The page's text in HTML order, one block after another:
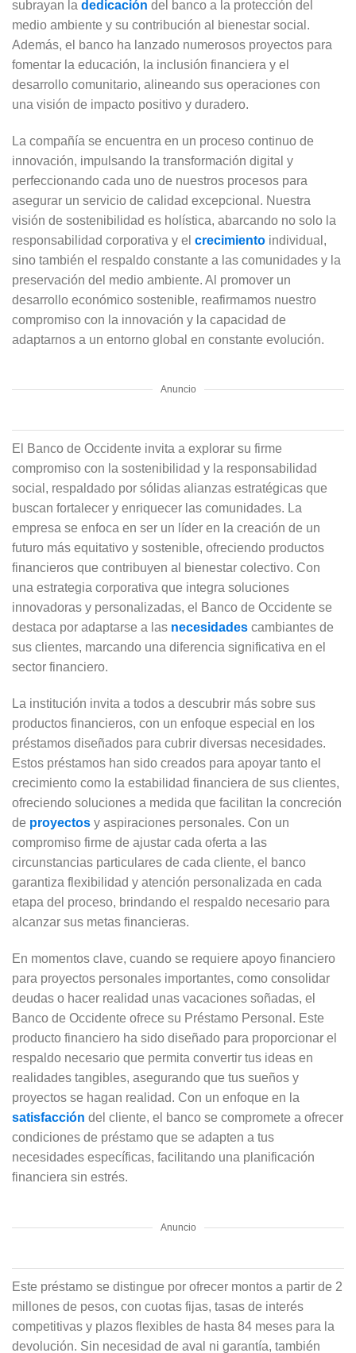
subrayan la dedicación del banco a la protección del
medio ambiente y su contribución al bienestar social.
Además, el banco ha lanzado numerosos proyectos para
fomentar la educación, la inclusión financiera y el
desarrollo comunitario, alineando sus operaciones con
una visión de impacto positivo y duradero.
La compañía se encuentra en un proceso continuo de
innovación, impulsando la transformación digital y
perfeccionando cada uno de nuestros procesos para
asegurar un servicio de calidad excepcional. Nuestra
visión de sostenibilidad es holística, abarcando no solo la
responsabilidad corporativa y el crecimiento individual,
sino también el respaldo constante a las comunidades y la
preservación del medio ambiente. Al promover un
desarrollo económico sostenible, reafirmamos nuestro
compromiso con la innovación y la capacidad de
adaptarnos a un entorno global en constante evolución.
Anuncio
El Banco de Occidente invita a explorar su firme
compromiso con la sostenibilidad y la responsabilidad
social, respaldado por sólidas alianzas estratégicas que
buscan fortalecer y enriquecer las comunidades. La
empresa se enfoca en ser un líder en la creación de un
futuro más equitativo y sostenible, ofreciendo productos
financieros que contribuyen al bienestar colectivo. Con
una estrategia corporativa que integra soluciones
innovadoras y personalizadas, el Banco de Occidente se
destaca por adaptarse a las necesidades cambiantes de
sus clientes, marcando una diferencia significativa en el
sector financiero.
La institución invita a todos a descubrir más sobre sus
productos financieros, con un enfoque especial en los
préstamos diseñados para cubrir diversas necesidades.
Estos préstamos han sido creados para apoyar tanto el
crecimiento como la estabilidad financiera de sus clientes,
ofreciendo soluciones a medida que facilitan la concreción
de proyectos y aspiraciones personales. Con un
compromiso firme de ajustar cada oferta a las
circunstancias particulares de cada cliente, el banco
garantiza flexibilidad y atención personalizada en cada
etapa del proceso, brindando el respaldo necesario para
alcanzar sus metas financieras.
En momentos clave, cuando se requiere apoyo financiero
para proyectos personales importantes, como consolidar
deudas o hacer realidad unas vacaciones soñadas, el
Banco de Occidente ofrece su Préstamo Personal. Este
producto financiero ha sido diseñado para proporcionar el
respaldo necesario que permita convertir tus ideas en
realidades tangibles, asegurando que tus sueños y
proyectos se hagan realidad. Con un enfoque en la
satisfacción del cliente, el banco se compromete a ofrecer
condiciones de préstamo que se adapten a tus
necesidades específicas, facilitando una planificación
financiera sin estrés.
Anuncio
Este préstamo se distingue por ofrecer montos a partir de 2
millones de pesos, con cuotas fijas, tasas de interés
competitivas y plazos flexibles de hasta 84 meses para la
devolución. Sin necesidad de aval ni garantía, también